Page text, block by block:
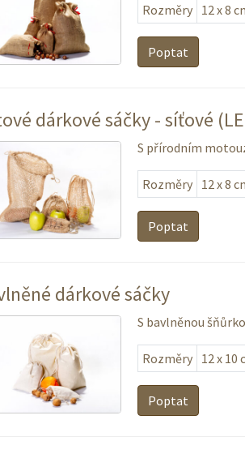
Rozměry 12 x 8
Poptat
dárkové sáčky - síťové
S přírodním
Rozměry 12 x 8
Poptat
dárkové sáčky
S bavlněnou
Rozměry 12 x 10
Poptat